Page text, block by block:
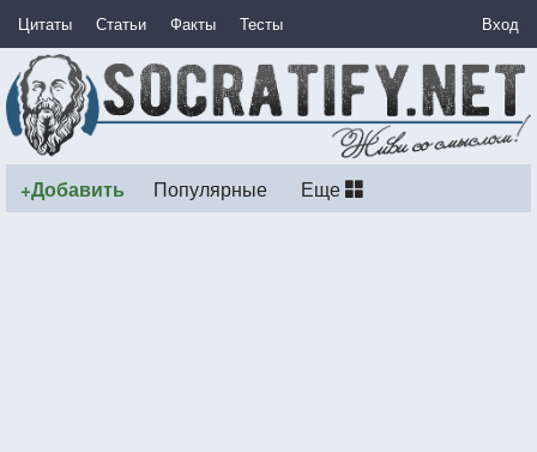
Цитаты Статьи Факты Тесты Вход
+Добавить Популярные Еще